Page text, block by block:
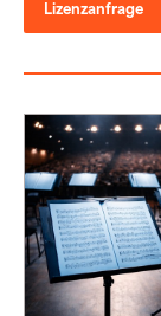
Lizenzanfrage